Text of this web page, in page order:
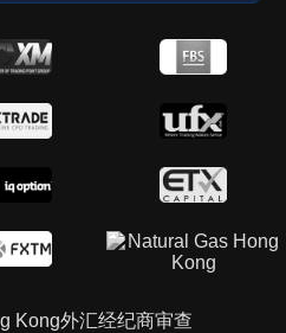
Kong外汇经纪商审查